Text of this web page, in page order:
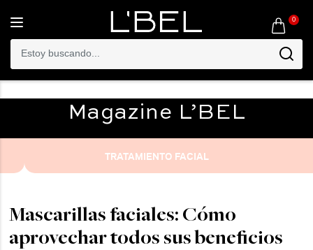
0
Magazine L’BEL
TRATAMIENTO FACIAL
Mascarillas faciales: Cómo
aprovechar todos sus beneficios